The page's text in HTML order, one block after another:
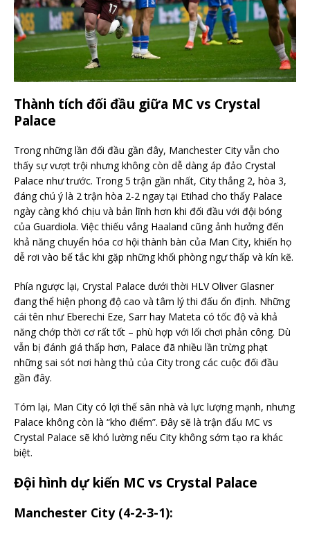
Thành tích đối đầu giữa MC vs Crystal
Palace
Trong những lần đối đầu gần đây, Manchester City vẫn cho
thấy sự vượt trội nhưng không còn dễ dàng áp đảo Crystal
Palace như trước. Trong 5 trận gần nhất, City thắng 2, hòa 3,
đáng chú ý là 2 trận hòa 2-2 ngay tại Etihad cho thấy Palace
ngày càng khó chịu và bản lĩnh hơn khi đối đầu với đội bóng
của Guardiola. Việc thiếu vắng Haaland cũng ảnh hưởng đến
khả năng chuyển hóa cơ hội thành bàn của Man City, khiến họ
dễ rơi vào bế tắc khi gặp những khối phòng ngự thấp và kín kẽ.
Phía ngược lại, Crystal Palace dưới thời HLV Oliver Glasner
đang thể hiện phong độ cao và tâm lý thi đấu ổn định. Những
cái tên như Eberechi Eze, Sarr hay Mateta có tốc độ và khả
năng chớp thời cơ rất tốt – phù hợp với lối chơi phản công. Dù
vẫn bị đánh giá thấp hơn, Palace đã nhiều lần trừng phạt
những sai sót nơi hàng thủ của City trong các cuộc đối đầu
gần đây.
Tóm lại, Man City có lợi thế sân nhà và lực lượng mạnh, nhưng
Palace không còn là “kho điểm”. Đây sẽ là trận đấu MC vs
Crystal Palace sẽ khó lường nếu City không sớm tạo ra khác
biệt.
Đội hình dự kiến MC vs Crystal Palace
Manchester City (4-2-3-1):